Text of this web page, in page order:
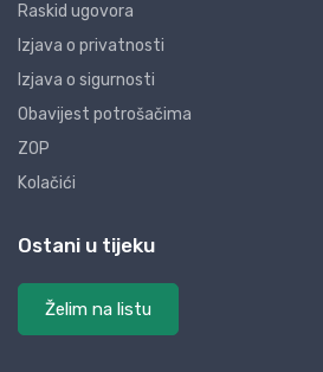
Raskid ugovora
Izjava o privatnosti
Izjava o sigurnosti
Obavijest potrošačima
ZOP
Kolačići
Ostani u tijeku
Želim na listu